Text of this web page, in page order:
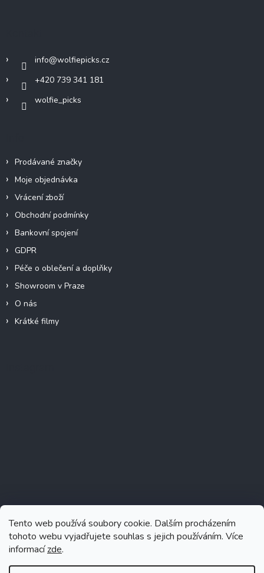
Tento web používá soubory cookie. Dalším procházením
tohoto webu vyjadřujete souhlas s jejich používáním. Více
informacízde.
info@wolfiepicks.cz
+420 739 341 181
wolfie_picks
Prodávané značky
Moje objednávka
Vrácení zboží
Obchodní podmínky
Bankovní spojení
GDPR
Péče o oblečení a doplňky
Showroom v Praze
O nás
Krátké filmy
Sledovat na Instagramu